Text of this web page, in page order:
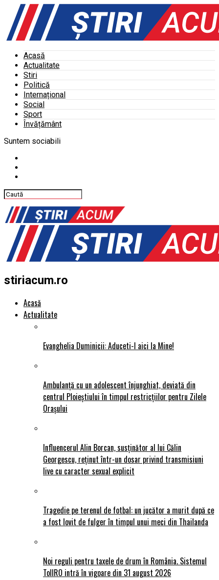
Acasă
Actualitate
Stiri
Politică
Internațional
Social
Sport
Învățământ
Suntem sociabili
stiriacum.ro
Acasă
Actualitate
Evanghelia Duminicii: Aduceti-l aici la Mine!
Ambulanță cu un adolescent înjunghiat, deviată din
centrul Ploieștiului în timpul restricțiilor pentru Zilele
Orașului
Influencerul Alin Borcan, susținător al lui Călin
Georgescu, reținut într-un dosar privind transmisiuni
live cu caracter sexual explicit
Tragedie pe terenul de fotbal: un jucător a murit după ce
a fost lovit de fulger în timpul unui meci din Thailanda
Noi reguli pentru taxele de drum în România. Sistemul
TollRO intră în vigoare din 31 august 2026